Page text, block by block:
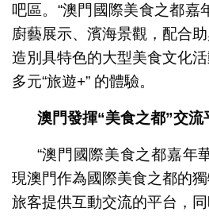
吧區。“澳門國際美食之都嘉
廚藝展示、濱海景觀，配合
造別具特色的大型美食文化
多元“旅遊+” 的體驗。
澳門發揮“美食之都”交流
“澳門國際美食之都嘉年
現澳門作為國際美食之都的
旅客提供互動交流的平台，同